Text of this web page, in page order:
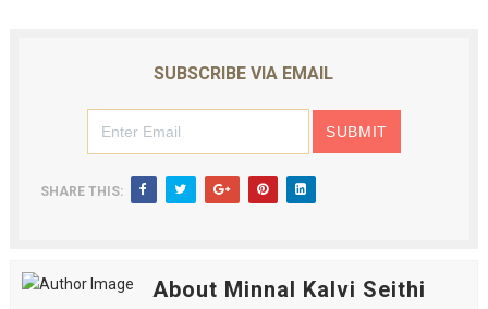
SUBSCRIBE VIA EMAIL
SHARE THIS:
About Minnal Kalvi Seithi